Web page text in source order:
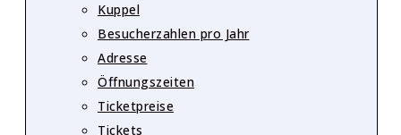
Kuppel
Besucherzahlen pro Jahr
Adresse
Öffnungszeiten
Ticketpreise
Tickets